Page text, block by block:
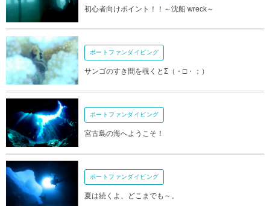
初心者向けポイント！！～沈船 wreck～
ボートファンダイビング
サンゴのすき間を覗くとΣ（・□・；）
ボートファンダイビング
宮古島の海へようこそ！
ボートファンダイビング
夏は続くよ、どこまでも～。